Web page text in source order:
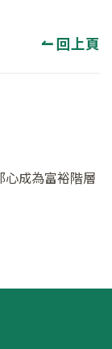
↼ 回上頁
心成為富裕階層